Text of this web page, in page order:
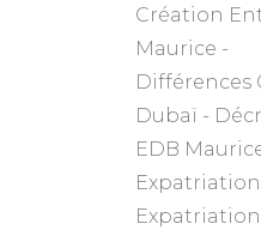
Création
Maurice
Différences
Dubaï
EDB
Expatriation